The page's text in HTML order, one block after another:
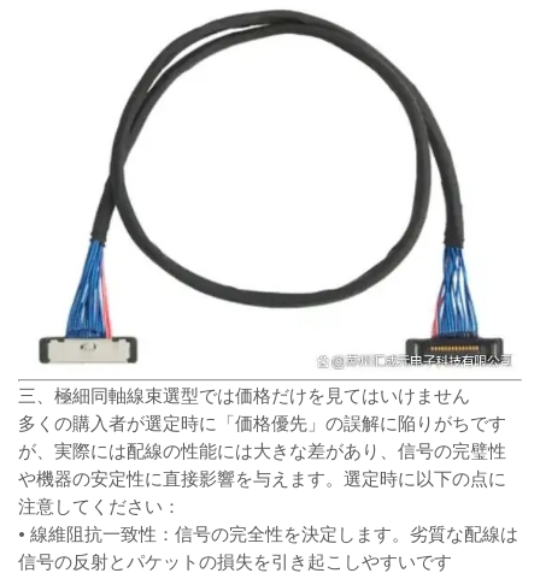
三、極細同軸線束選型では価格だけを見てはいけません
多くの購入者が選定時に「価格優先」の誤解に陥りがちです
が、実際には配線の性能には大きな差があり、信号の完璧性
や機器の安定性に直接影響を与えます。選定時に以下の点に
注意してください：
• 線維阻抗一致性：信号の完全性を決定します。劣質な配線は
信号の反射とパケットの損失を引き起こしやすいです